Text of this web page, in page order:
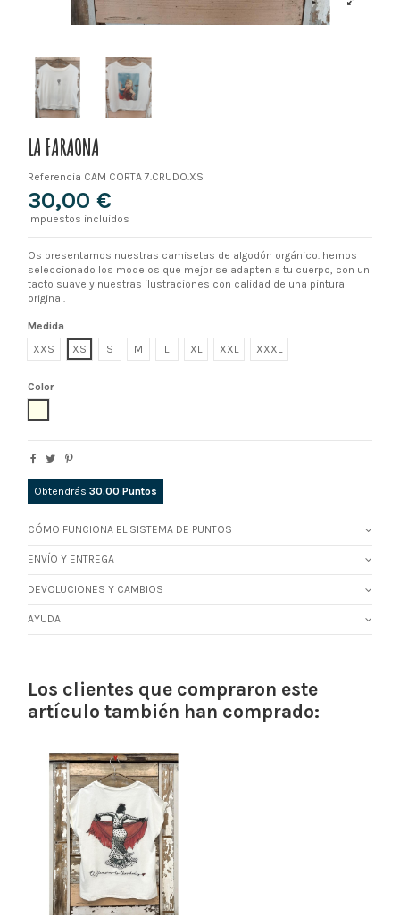
LA FARAONA
Referencia CAM CORTA 7.CRUDO.XS
30,00 €
Impuestos incluidos
Os presentamos nuestras camisetas de algodón orgánico. hemos
seleccionado los modelos que mejor se adapten a tu cuerpo, con un
tacto suave y nuestras ilustraciones con calidad de una pintura
original.
Medida
XXS
XS S M L XL XXL XXXL
Color
Obtendrás 30.00 Puntos
CÓMO FUNCIONA EL SISTEMA DE PUNTOS
ENVÍO Y ENTREGA
DEVOLUCIONES Y CAMBIOS
AYUDA
Los clientes que compraron este
artículo también han comprado: